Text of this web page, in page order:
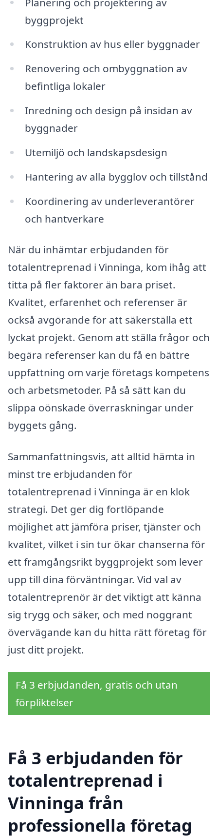
byggprojekt
Konstruktion av hus eller byggnader
Renovering och ombyggnation av
befintliga lokaler
Inredning och design på insidan av
byggnader
Utemiljö och landskapsdesign
Hantering av alla bygglov och tillstånd
Koordinering av underleverantörer
och hantverkare
När du inhämtar erbjudanden för
totalentreprenad i Vinninga, kom ihåg att
titta på fler faktorer än bara priset.
Kvalitet, erfarenhet och referenser är
också avgörande för att säkerställa ett
lyckat projekt. Genom att ställa frågor och
begära referenser kan du få en bättre
uppfattning om varje företags kompetens
och arbetsmetoder. På så sätt kan du
slippa oönskade överraskningar under
byggets gång.
Sammanfattningsvis, att alltid hämta in
minst tre erbjudanden för
totalentreprenad i Vinninga är en klok
strategi. Det ger dig fortlöpande
möjlighet att jämföra priser, tjänster och
kvalitet, vilket i sin tur ökar chanserna för
ett framgångsrikt byggprojekt som lever
upp till dina förväntningar. Vid val av
totalentreprenör är det viktigt att känna
sig trygg och säker, och med noggrant
övervägande kan du hitta rätt företag för
just ditt projekt.
Få 3 erbjudanden, gratis och utan
förpliktelser
Få 3 erbjudanden för
totalentreprenad i
Vinninga från
professionella företag